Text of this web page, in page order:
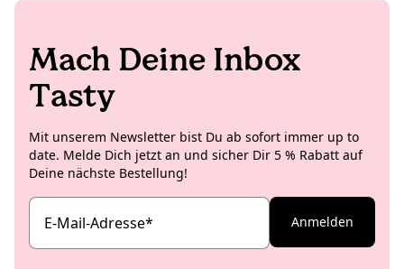
Mach Deine Inbox
Tasty
Mit unserem Newsletter bist Du ab sofort immer up to
date. Melde Dich jetzt an und sicher Dir 5 % Rabatt auf
Deine nächste Bestellung!
E-Mail-Adresse* Anmelden